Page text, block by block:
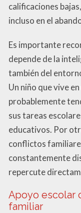
calificaciones
incluso en el
Es importante
depende de la
también del
Un niño que vive
probablemente
sus tareas
educativos. Por
conflictos
constantemente
repercute
Apoyo escolar
familiar